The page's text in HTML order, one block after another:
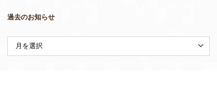
過去のお知らせ